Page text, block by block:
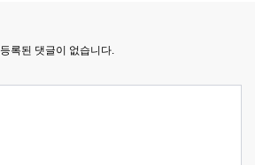
등록된 댓글이 없습니다.